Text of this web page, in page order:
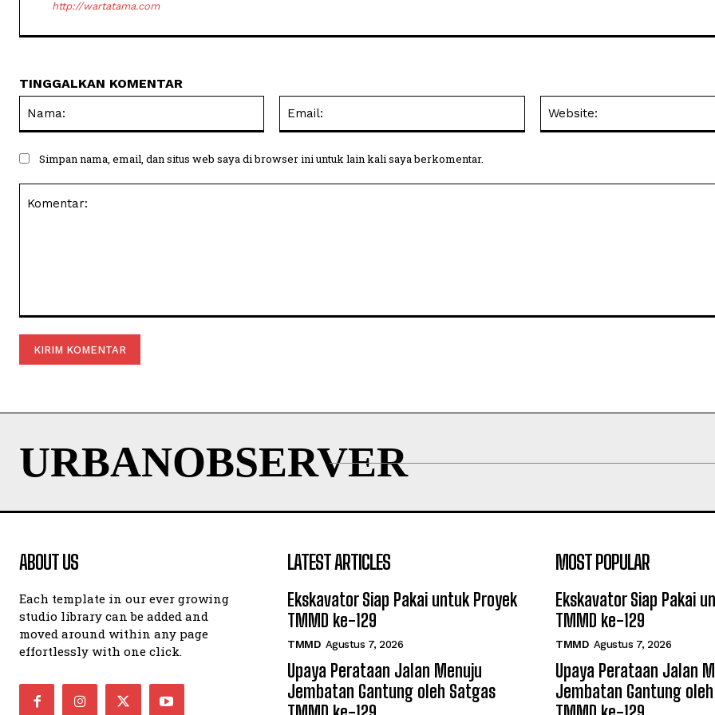
http://wartatama.com
TINGGALKAN KOMENTAR
Simpan nama, email, dan situs web saya di browser ini untuk lain kali saya berkomentar.
URBANOBSERVER
ABOUT US
Each template in our ever growing
studio library can be added and
moved around within any page
effortlessly with one click.
LATEST ARTICLES
Ekskavator Siap Pakai untuk Proyek
TMMD ke-129
TMMD Agustus 7, 2026
Upaya Perataan Jalan Menuju
Jembatan Gantung oleh Satgas
MOST POPULAR
Ekskavator Siap Pakai
TMMD ke-129
TMMD Agustus 7, 2026
Upaya Perataan Jalan
Jembatan Gantung